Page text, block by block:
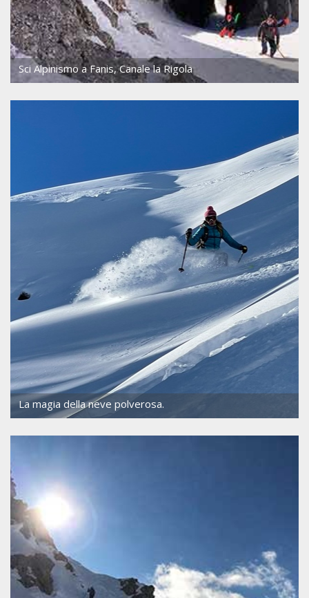
Sci Alpinismo a Fanis, Canale la Rigola
La magia della neve polverosa.